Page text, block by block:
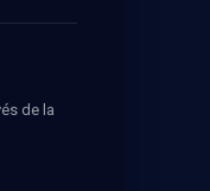
de la